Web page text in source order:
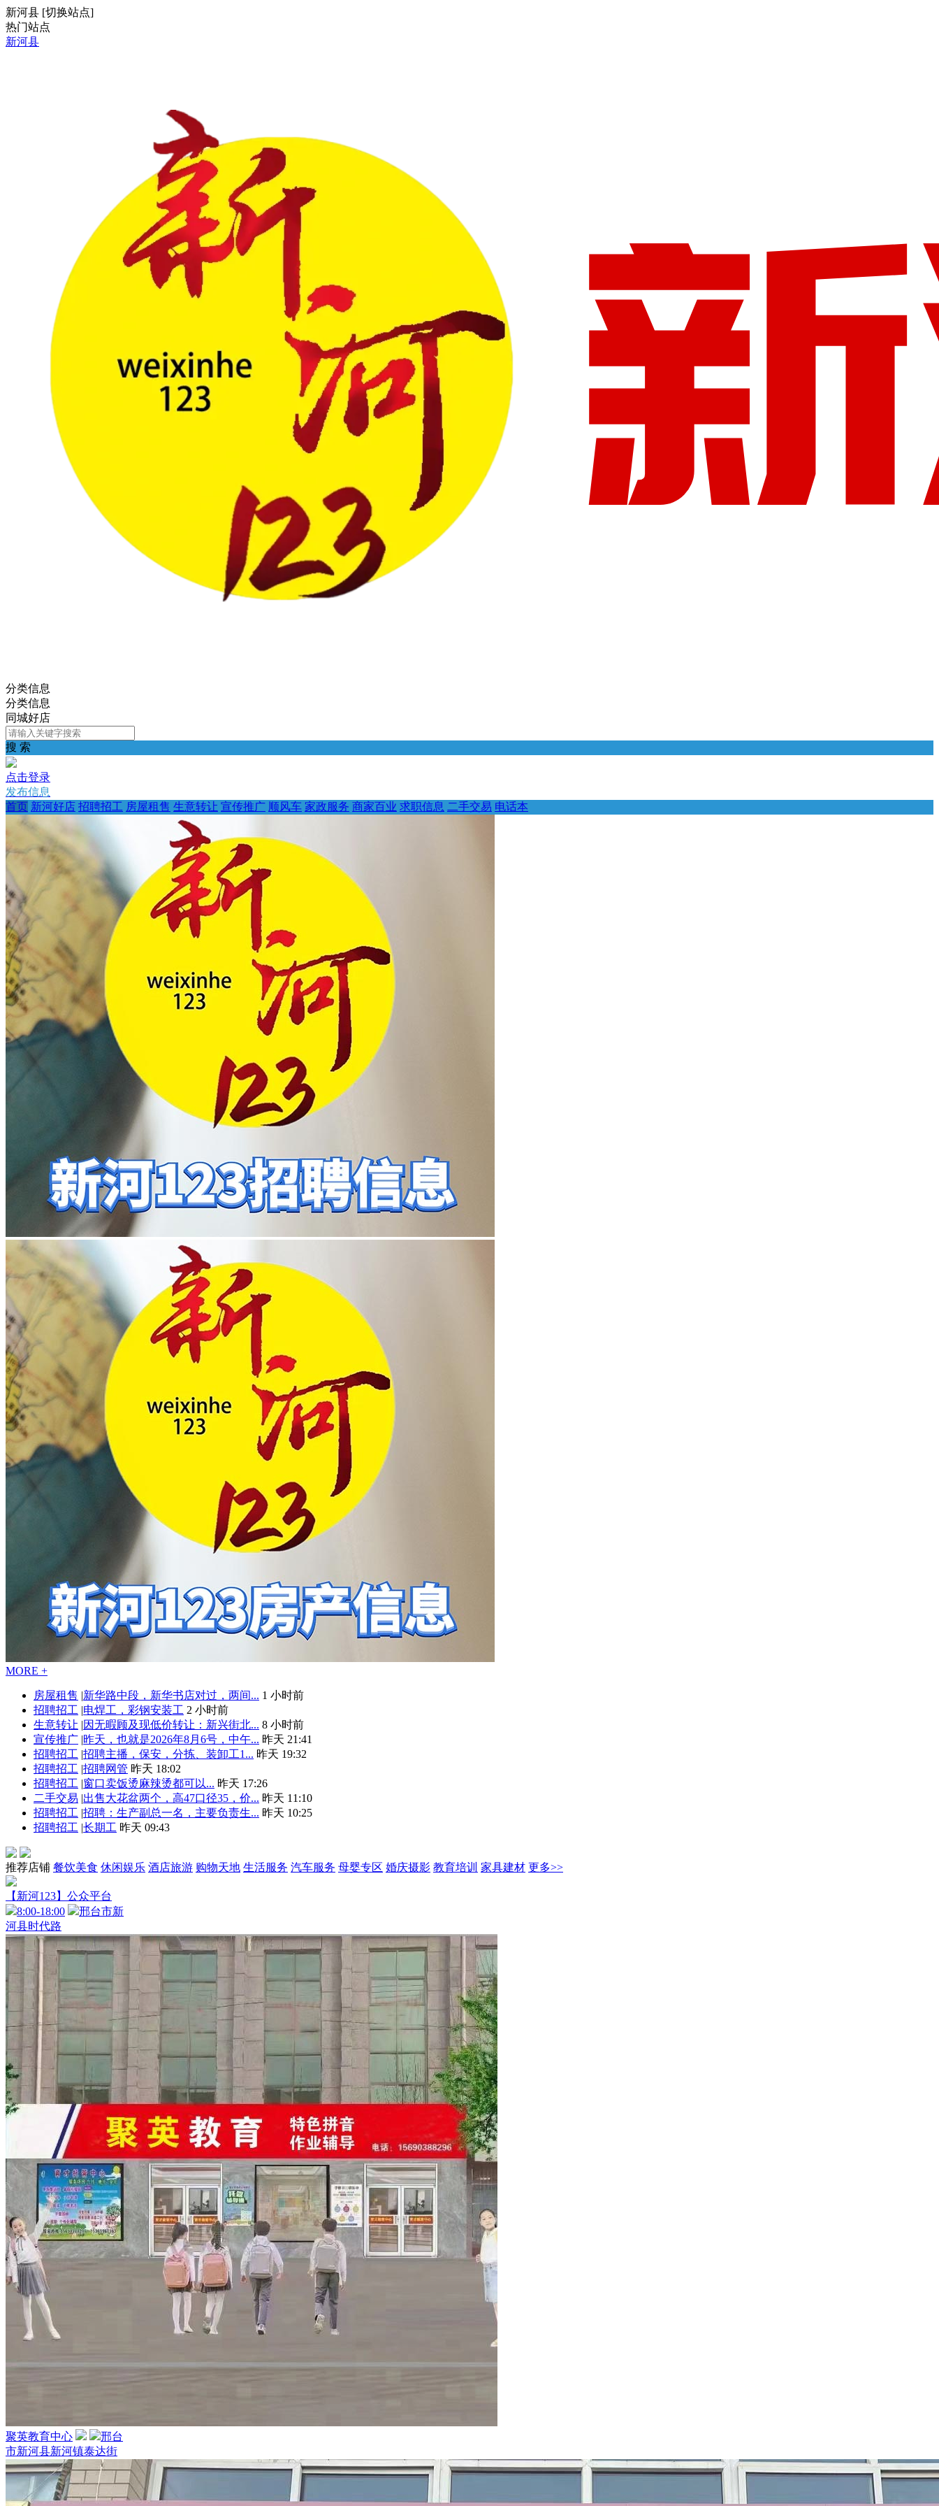
新河县 [切换站点]
热门站点
新河县
分类信息
分类信息
同城好店
搜 索
点击登录
发布信息
首页 新河好店 招聘招工 房屋租售 生意转让 宣传推广 顺风车 家政服务 商家百业 求职信息 二手交易 电话本
MORE +
房屋租售 |新华路中段，新华书店对过，两间... 1 小时前
招聘招工 |电焊工，彩钢安装工 2 小时前
生意转让 |因无暇顾及现低价转让：新兴街北... 8 小时前
宣传推广 |昨天，也就是2026年8月6号，中午... 昨天 21:41
招聘招工 |招聘主播，保安，分拣、装卸工1... 昨天 19:32
招聘招工 |招聘网管 昨天 18:02
招聘招工 |窗口卖饭烫麻辣烫都可以... 昨天 17:26
二手交易 |出售大花盆两个，高47口径35，价... 昨天 11:10
招聘招工 |招聘：生产副总一名，主要负责生... 昨天 10:25
招聘招工 |长期工 昨天 09:43
推荐店铺 餐饮美食 休闲娱乐 酒店旅游 购物天地 生活服务 汽车服务 母婴专区 婚庆摄影 教育培训 家具建材 更多>>
【新河123】公众平台
8:00-18:00
邢台市新
河县时代路
聚英教育中心
邢台
市新河县新河镇泰达街